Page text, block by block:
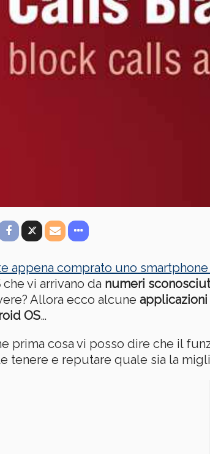
appena comprato uno
che vi arrivano da numeri
Allora ecco alcune
OS…
prima cosa vi posso dire che il
tenere e reputare quale sia la